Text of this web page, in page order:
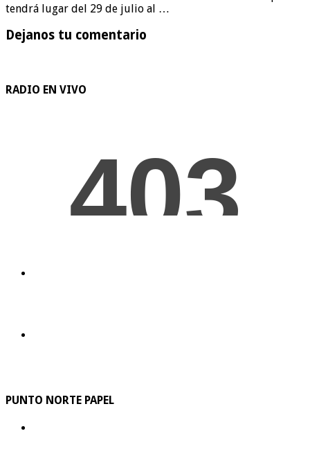
tendrá lugar del 29 de julio al …
Dejanos tu comentario
RADIO EN VIVO
PUNTO NORTE PAPEL